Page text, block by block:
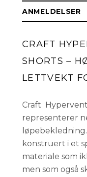
ANMELDELSER
CRAFT
SHORTS –
LETTVEKT
Craft
representerer
konstruert i et
materiale som
men som også